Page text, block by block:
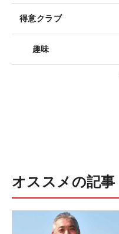
得意クラブ
趣味
オススメの記事